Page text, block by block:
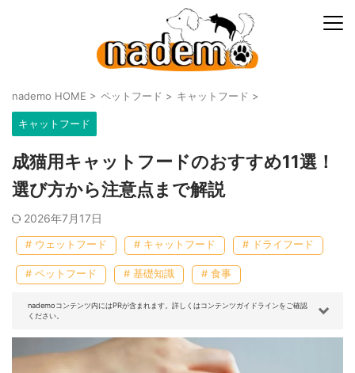
nademo HOME > ペットフード > キャットフード >
キャットフード
成猫用キャットフードのおすすめ11選！
選び方から注意点まで解説
2026年7月17日
# ウェットフード # キャットフード # ドライフード
# ペットフード # 基礎知識 # 食事
nademoコンテンツ内にはPRが含まれます。詳しくはコンテンツガイドラインをご確認
ください。